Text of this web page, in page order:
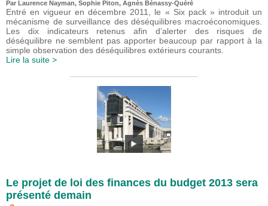
Par Laurence Nayman, Sophie Piton, Agnès Bénassy-Quéré
Entré en vigueur en décembre 2011, le « Six pack » introduit un
mécanisme de surveillance des déséquilibres macroéconomiques.
Les dix indicateurs retenus afin d’alerter des risques de
déséquilibre ne semblent pas apporter beaucoup par rapport à la
simple observation des déséquilibres extérieurs courants.
Lire la suite >
Le projet de loi des finances du budget 2013 sera
présenté demain